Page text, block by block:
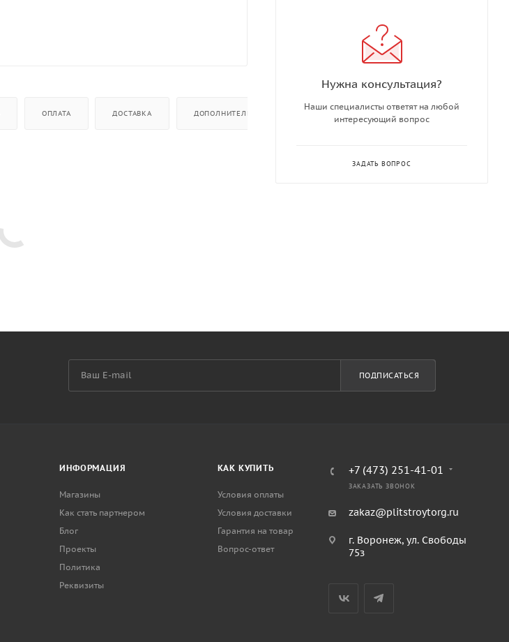
ОПЛАТА ДОСТАВКА ДОПОЛНИТЕЛЬНО
Нужна консультация?
Наши специалисты ответят на любой
интересующий вопрос
ЗАДАТЬ ВОПРОС
ПОДПИСАТЬСЯ
ИНФОРМАЦИЯ
Магазины
Как стать партнером
Блог
Проекты
Политика
Реквизиты
КАК КУПИТЬ
Условия оплаты
Условия доставки
Гарантия на товар
Вопрос-ответ
+7 (473) 251-41-01
ЗАКАЗАТЬ ЗВОНОК
zakaz@plitstroytorg.ru
г. Воронеж, ул. Свободы
75з